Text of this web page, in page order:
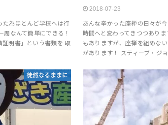
た為ほとんど学校へは行
なんて簡単にできる！
証明書」という書類を 取
2018-07-23
あんな辛かった座禅の日々が
時間へと変わってきつつあり
もありますが、座禅を組めな
があります！ スティーブ・ジ
徒然なるままに